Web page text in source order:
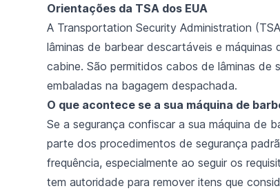
Orientações da TSA dos EUA
A Transportation Security Administration
lâminas de barbear descartáveis e
cabine. São permitidos cabos de lâminas de
embaladas na bagagem despachada.
O que acontece se a sua máquina de
Se a segurança confiscar a sua máquina de
parte dos procedimentos de segurança
frequência, especialmente ao seguir os
tem autoridade para remover itens que